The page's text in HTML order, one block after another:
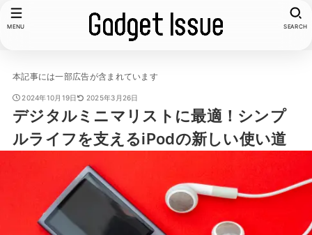
SEARCH
MENU
本記事には一部広告が含まれています
2024年10月19日 2025年3月26日
デジタルミニマリストに最適！シンプ
ルライフを支えるiPodの新しい使い道